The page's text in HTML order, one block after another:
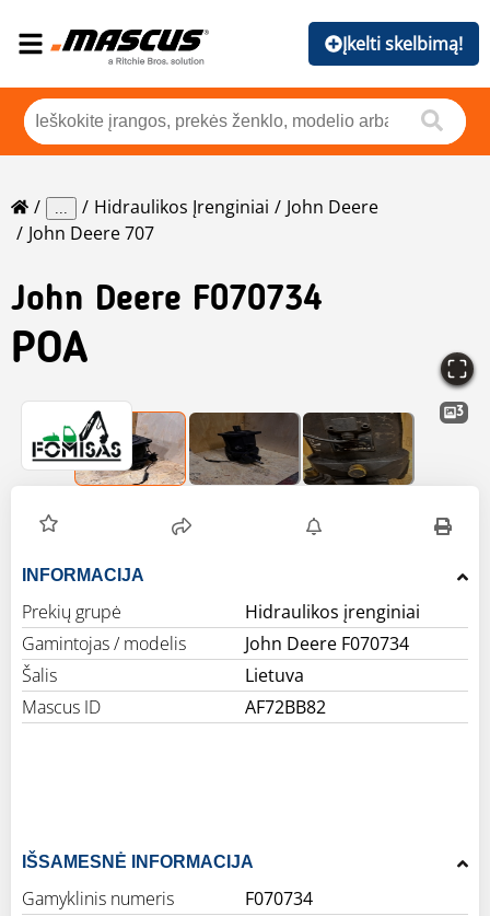
Įkelti skelbimą!
... Hidraulikos Įrenginiai
John Deere
John Deere 707
John Deere F070734
POA
3
INFORMACIJA
Prekių grupė
Hidraulikos įrenginiai
Gamintojas / modelis
John Deere F070734
Šalis
Lietuva
Mascus ID
AF72BB82
IŠSAMESNĖ INFORMACIJA
Gamyklinis numeris
F070734